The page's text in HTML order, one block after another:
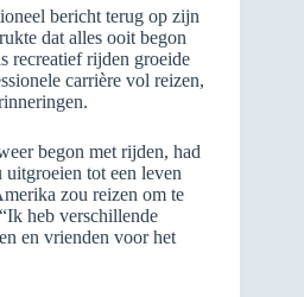
bericht terug op zijn
dat alles ooit begon
recreatief rijden groeide
carrière vol reizen,
begon met rijden, had
tot een leven
zou reizen om te
heb verschillende
en vrienden voor het